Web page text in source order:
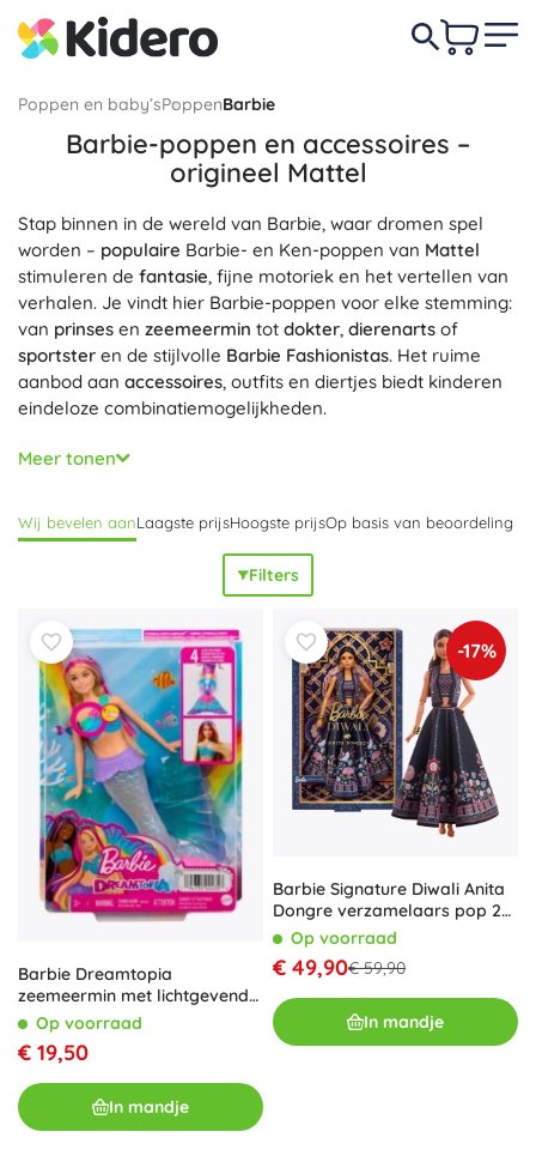
Poppen en baby’sPoppenBarbie
Barbie-poppen en accessoires –
origineel Mattel
Stap binnen in de wereld van Barbie, waar dromen spel
worden – populaire Barbie- en Ken-poppen van Mattel
stimuleren de fantasie, fijne motoriek en het vertellen van
verhalen. Je vindt hier Barbie-poppen voor elke stemming:
van prinses en zeemeermin tot dokter, dierenarts of
sportster en de stijlvolle Barbie Fashionistas. Het ruime
aanbod aan accessoires, outfits en diertjes biedt kinderen
eindeloze combinatiemogelijkheden.
Elke Barbie-pop blinkt uit door
hoogwaardige materialen en bij veel modellen ook
omkleden en de compatibiliteit van outfits en accessoires
tussen collecties maken het eenvoudig om de Barbie-
wereld uit te breiden. Ontdek favorieten zoals
FashionistasenKen-poppen – ideaal voor de
collectie én voor elke dag spelen. Wil je de speelscenario’s
uitbreiden? Kies dan voor playsets en accessoireset: het
Barbie Dreamhouse
, een Barbie autoencaravan, een
keukentje, kapsalon of dierenkliniek. Praktische sets met
een pop enveel accessoires zorgen vooroneindige
verhalenen verbinden scènes moeiteloos tot een
compleet Barbie-stadje. Een geweldige keuze alscadeau
voor kinderen vanaf 3 jaar
Meer tonen
Wij bevelen aanLaagste prijsHoogste prijsOp basis van beoordeling
Filters
Barbie Dreamtopia
zeemeermin met lichtgevende
staart
Op voorraad
€ 19,50
In mandje
-17%
Barbie Signature Diwali Anita
Dongre verzamelaars pop 29
cmOp voorraad
€ 49,90€ 59,90
In mandje